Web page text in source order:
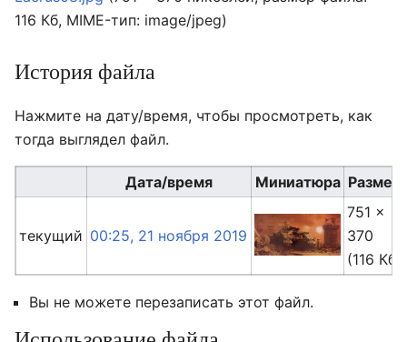
116 Кб, MIME-тип: image/jpeg)
История файла
Нажмите на дату/время, чтобы просмотреть, как
тогда выглядел файл.
Дата/время Миниатюра
текущий 00:25, 21 ноября 2019
751 ×
370
(116 Кб)
Вы не можете перезаписать этот файл.